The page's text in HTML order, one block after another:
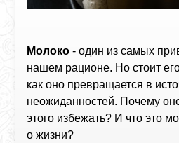
Молоко - один из самых
нашем рационе. Но стоит
как оно превращается в
неожиданностей. Почему
этого избежать? И что это
о жизни?